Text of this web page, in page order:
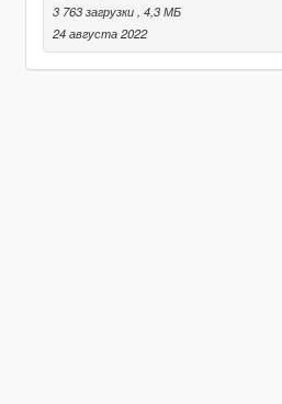
3 763 загрузки , 4,3 МБ
24 августа 2022